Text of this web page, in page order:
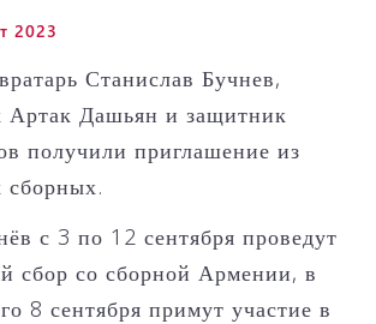
2023
Станислав Бучнев,
Артак Дашьян и защитник
получили приглашение из
сборных.
с 3 по 12 сентября проведут
сбор со сборной Армении, в
8 сентября примут участие в